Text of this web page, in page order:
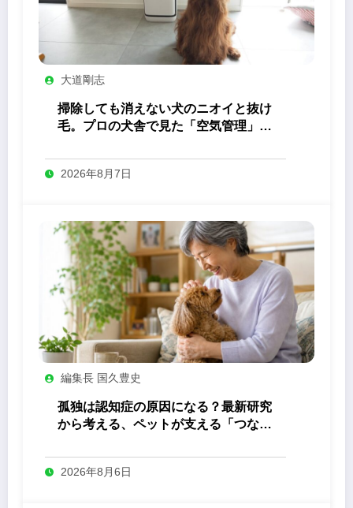
大道剛志
掃除しても消えない犬のニオイと抜け
毛。プロの犬舎で見た「空気管理」の
2026年8月7日
編集長 国久豊史
孤独は認知症の原因になる？最新研究
から考える、ペットが支える「つなが
2026年8月6日